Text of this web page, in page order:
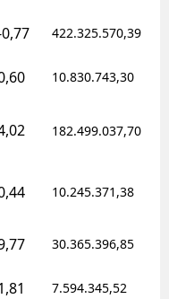
422.325.570,39
10.830.743,30
182.499.037,70
10.245.371,38
30.365.396,85
7.594.345,52